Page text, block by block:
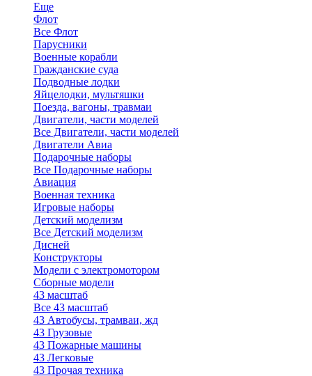
Еще
Флот
Все Флот
Парусники
Военные корабли
Гражданские суда
Подводные лодки
Яйцелодки, мультяшки
Поезда, вагоны, травмаи
Двигатели, части моделей
Все Двигатели, части моделей
Двигатели Авиа
Подарочные наборы
Все Подарочные наборы
Авиация
Военная техника
Игровые наборы
Детский моделизм
Все Детский моделизм
Дисней
Конструкторы
Модели с электромотором
Сборные модели
43 масштаб
Все 43 масштаб
43 Автобусы, трамваи, жд
43 Грузовые
43 Пожарные машины
43 Легковые
43 Прочая техника